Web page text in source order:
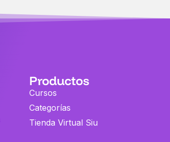
Productos
Cursos
Categorías
Tienda Virtual Siu